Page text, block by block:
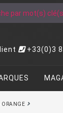
+33(0)3
ORANGE